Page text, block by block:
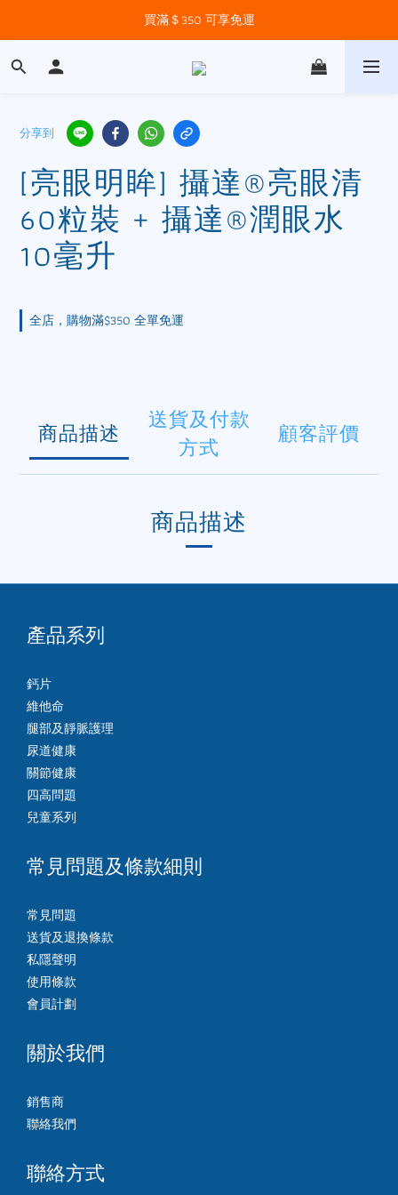
買滿＄350 可享免運
分享到
[亮眼明眸] 攝達®亮眼清
60粒裝 + 攝達®潤眼水
10毫升
全店，購物滿$350 全單免運
商品描述
送貨及付款
方式
顧客評價
商品描述
產品系列
鈣片
維他命
腿部及靜脈護理
尿道健康
關節健康
四高問題
兒童系列
常見問題及條款細則
常見問題
送貨及退換條款
私隱聲明
使用條款
會員計劃
關於我們
銷售商
聯絡我們
聯絡方式